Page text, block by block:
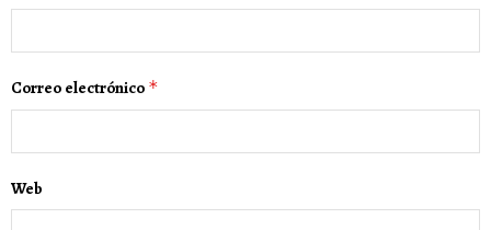
Correo electrónico *
Web